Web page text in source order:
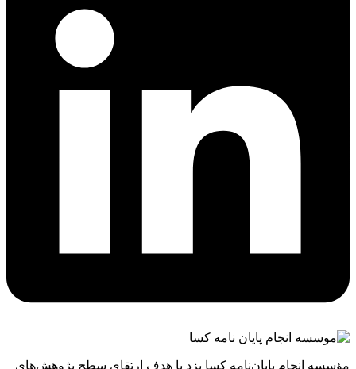
مؤسسه انجام پایان‌نامه کسا یزد با هدف ارتقای سطح پژوهش‌های